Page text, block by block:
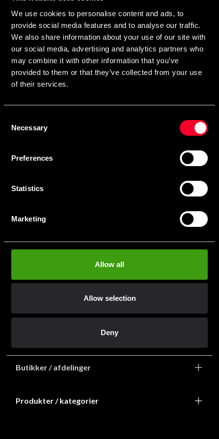
We use cookies to personalise content and ads, to
provide social media features and to analyse our traffic.
We also share information about your use of our site with
our social media, advertising and analytics partners who
may combine it with other information that you’ve
provided to them or that they’ve collected from your use
of their services.
Selection
Necessary
Preferences
Statistics
Marketing
Allow all
Allow selection
Deny
Ved at tilmelde dig vores nyhedsbrev accepterer du vores
privatlivspolitik
Kontakt os
Staffanstorpsvägen 115
MVA-nummer: SE556053342301
info@budofitness.dk
Tel:+468-673 33 50
Butikker / afdelinger
Produkter / kategorier